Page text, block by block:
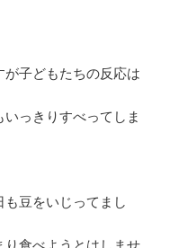
が子どもたちの反応は
っきりすべってしま
豆をいじってまし
り食べようとはしませ